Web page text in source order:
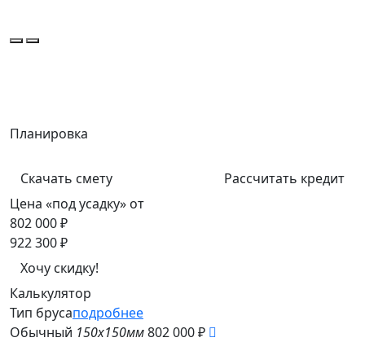
Планировка
Скачать смету
Рассчитать кредит
Цена «под усадку» от
802 000 ₽
922 300 ₽
Хочу скидку!
Калькулятор
Тип брусаподробнее
Обычный 150x150мм802 000 ₽